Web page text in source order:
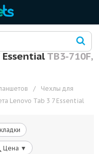
EssentialTB3-710F,
/
Чехлы для
Lenovo Tab 3 7 Essential
Цена ▼